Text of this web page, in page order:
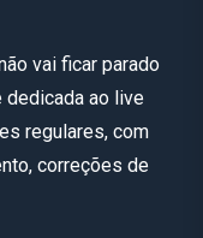
vai ficar parado
dedicada ao live
regulares, com
correções de